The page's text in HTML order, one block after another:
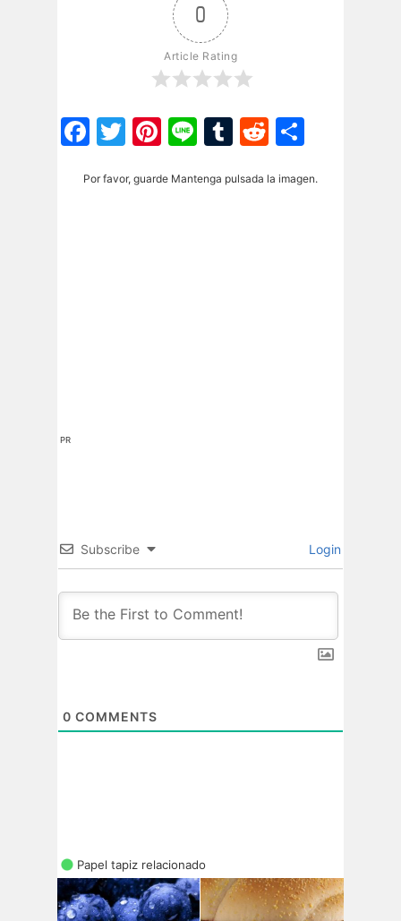
0
Article Rating
Facebook
Twitter
Pinterest
LineTumblr
Reddit
Por favor, guarde Mantenga pulsada la imagen.
PR
Subscribe Login
0 COMMENTS
Papel tapiz relacionado